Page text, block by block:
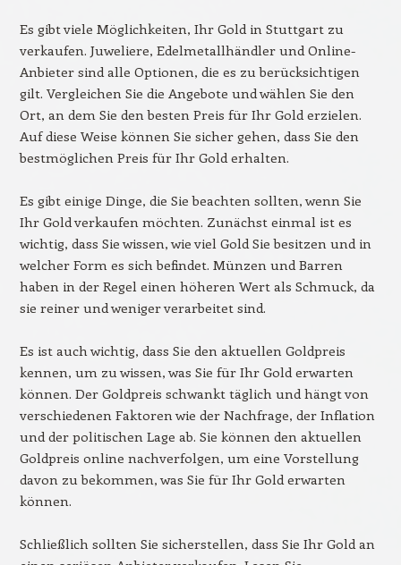
Es gibt viele Möglichkeiten, Ihr Gold in Stuttgart zu
verkaufen. Juweliere, Edelmetallhändler und Online-
Anbieter sind alle Optionen, die es zu berücksichtigen
gilt. Vergleichen Sie die Angebote und wählen Sie den
Ort, an dem Sie den besten Preis für Ihr Gold erzielen.
Auf diese Weise können Sie sicher gehen, dass Sie den
bestmöglichen Preis für Ihr Gold erhalten.
Es gibt einige Dinge, die Sie beachten sollten, wenn Sie
Ihr Gold verkaufen möchten. Zunächst einmal ist es
wichtig, dass Sie wissen, wie viel Gold Sie besitzen und in
welcher Form es sich befindet. Münzen und Barren
haben in der Regel einen höheren Wert als Schmuck, da
sie reiner und weniger verarbeitet sind.
Es ist auch wichtig, dass Sie den aktuellen Goldpreis
kennen, um zu wissen, was Sie für Ihr Gold erwarten
können. Der Goldpreis schwankt täglich und hängt von
verschiedenen Faktoren wie der Nachfrage, der Inflation
und der politischen Lage ab. Sie können den aktuellen
Goldpreis online nachverfolgen, um eine Vorstellung
davon zu bekommen, was Sie für Ihr Gold erwarten
können.
Schließlich sollten Sie sicherstellen, dass Sie Ihr Gold an